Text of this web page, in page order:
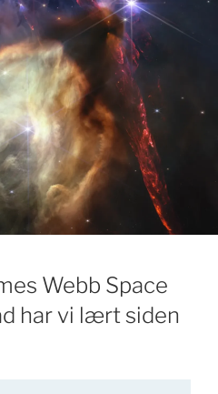
Webb Space
har vi lært siden